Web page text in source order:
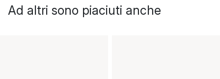
Ad altri sono piaciuti anche